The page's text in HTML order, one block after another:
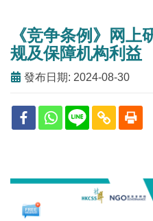
《竞争条例》网上
规及保障机构利益
發布日期: 2024-08-30